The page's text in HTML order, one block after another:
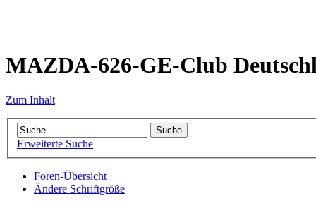
MAZDA-626-GE-Club
Zum Inhalt
Erweiterte Suche
Foren-Übersicht
Ändere Schriftgröße